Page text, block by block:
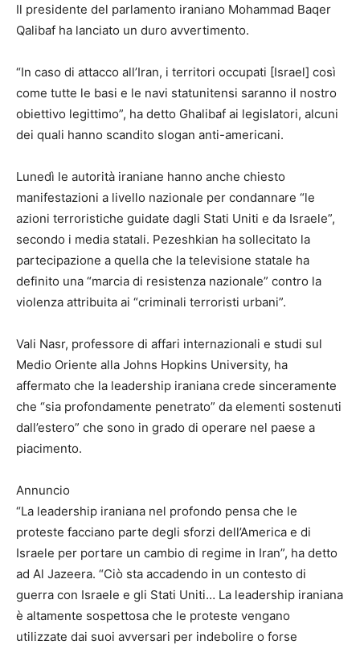
Il presidente del parlamento iraniano Mohammad Baqer
Qalibaf ha lanciato un duro avvertimento.
“In caso di attacco all’Iran, i territori occupati [Israel] così
come tutte le basi e le navi statunitensi saranno il nostro
obiettivo legittimo”, ha detto Ghalibaf ai legislatori, alcuni
dei quali hanno scandito slogan anti-americani.
Lunedì le autorità iraniane hanno anche chiesto
manifestazioni a livello nazionale per condannare “le
azioni terroristiche guidate dagli Stati Uniti e da Israele”,
secondo i media statali. Pezeshkian ha sollecitato la
partecipazione a quella che la televisione statale ha
definito una “marcia di resistenza nazionale” contro la
violenza attribuita ai “criminali terroristi urbani”.
Vali Nasr, professore di affari internazionali e studi sul
Medio Oriente alla Johns Hopkins University, ha
affermato che la leadership iraniana crede sinceramente
che “sia profondamente penetrato” da elementi sostenuti
dall’estero” che sono in grado di operare nel paese a
piacimento.
Annuncio
“La leadership iraniana nel profondo pensa che le
proteste facciano parte degli sforzi dell’America e di
Israele per portare un cambio di regime in Iran”, ha detto
ad Al Jazeera. “Ciò sta accadendo in un contesto di
guerra con Israele e gli Stati Uniti… La leadership iraniana
è altamente sospettosa che le proteste vengano
utilizzate dai suoi avversari per indebolire o forse